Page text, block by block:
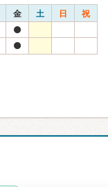
金 土 日 祝